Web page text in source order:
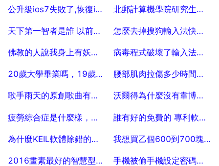
2025-07-19 2025-07-19
公升級ios7失敗了,恢復iphone顯示無法恢復 恢復備份顯示請關閉查詢iphone 怎麼辦？
2025-07-19
北郵計算機學院研究生有哪些專業
2025-07-19
天下第一智者是誰 以前一部天下第一智者的電視劇集叫什麼
2025-07-19
怎麼去掉搜狗輸入法快捷鍵 10
2025-07-19
佛教的人說我身上有妖氣怎麼回事
2025-07-19
病毒程式破壞了輸入法程式用什麼工具修復它
2025-07-19
20歲大學畢業嗎，19歲，應該高中畢業
2025-07-19
腰部肌肉拉傷多少時間可以好？
2025-07-19
歌手雨天的原創歌曲有哪些
2025-07-19
沃爾得為什麼沒有韋博做的好
2025-07-19
疲勞綜合症是什麼樣，什麼是疲勞綜合症
2025-07-19
誰有好的免費的 專利軟體 專利管理軟體 推薦？
2025-07-19
為什麼KEIL軟體除錯的時候 出現 cant open file 5
2025-07-19
我想買乙個600到700塊的平板電腦。 介紹一下
2025-07-19
2016畫素最好的智慧型手機是什麼手機 手機被偷手機設定密碼私隱會洩露麼